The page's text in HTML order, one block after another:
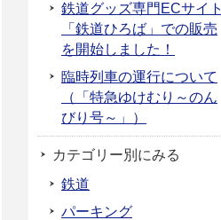
鉄道グッズ専門ECサイト
「鉄道ひろば」での販売
を開始しました！
臨時列車の運行について
（「特急ゆけむり～のん
びり号～」）
カテゴリー別にみる
鉄道
パーキング